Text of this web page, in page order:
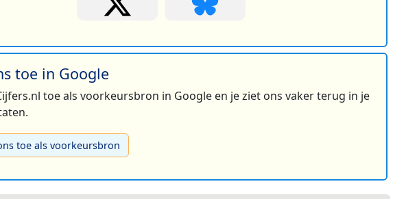
toe in Google
toe als voorkeursbron in Google en je ziet ons vaker terug in je
toe als voorkeursbron